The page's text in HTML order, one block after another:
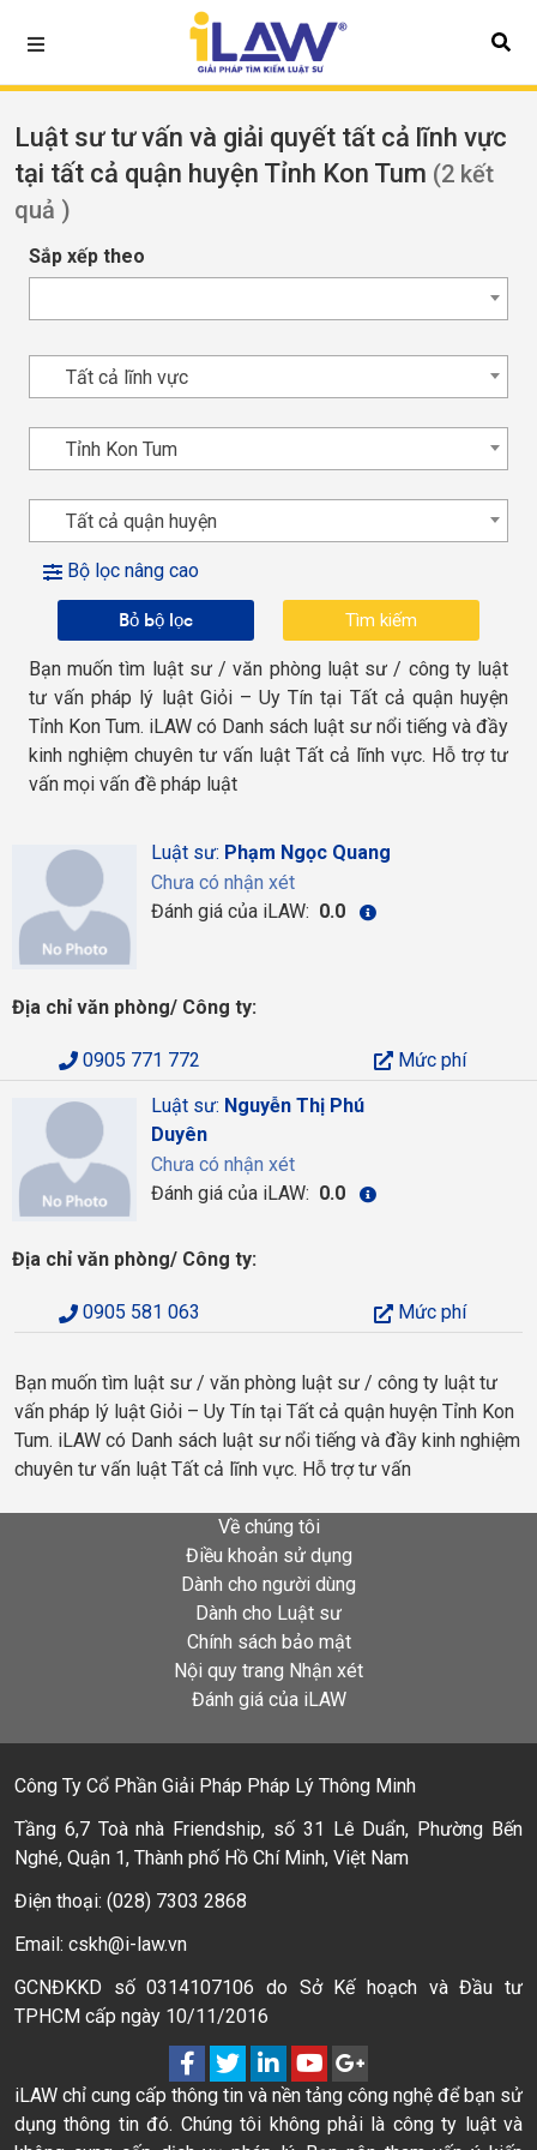
Luật sư tư vấn và giải quyết tất cả lĩnh vực
tại tất cả quận huyện Tỉnh Kon Tum (2 kết
quả )
Sắp xếp theo
Tất cả lĩnh vực
Tỉnh Kon Tum
Tất cả quận huyện
Bộ lọc nâng cao
Bỏ bộ lọc
Bạn muốn tìm luật sư / văn phòng luật sư / công ty luật
tư vấn pháp lý luật Giỏi – Uy Tín tại Tất cả quận huyện
Tỉnh Kon Tum. iLAW có Danh sách luật sư nổi tiếng và đầy
kinh nghiệm chuyên tư vấn luật Tất cả lĩnh vực. Hỗ trợ tư
vấn mọi vấn đề pháp luật
Luật sư: Phạm Ngọc Quang
Chưa có nhận xét
Đánh giá của iLAW: 0.0
Địa chỉ văn phòng/ Công ty:
0905 771 772
Mức phí
Luật sư: Nguyễn Thị Phú
Duyên
Chưa có nhận xét
Đánh giá của iLAW: 0.0
Địa chỉ văn phòng/ Công ty:
0905 581 063 Mức phí
Bạn muốn tìm luật sư / văn phòng luật sư / công ty luật tư
vấn pháp lý luật Giỏi – Uy Tín tại Tất cả quận huyện Tỉnh Kon
Tum. iLAW có Danh sách luật sư nổi tiếng và đầy kinh nghiệm
chuyên tư vấn luật Tất cả lĩnh vực. Hỗ trợ tư vấn
Về chúng tôi
Điều khoản sử dụng
Dành cho người dùng
Dành cho Luật sư
Chính sách bảo mật
Nội quy trang Nhận xét
Đánh giá của iLAW
Công Ty Cổ Phần Giải Pháp Pháp Lý Thông Minh
Tầng 6,7 Toà nhà Friendship, số 31 Lê Duẩn, Phường Bến
Nghé, Quận 1, Thành phố Hồ Chí Minh, Việt Nam
Điện thoại: (028) 7303 2868
Email: cskh@i-law.vn
GCNĐKKD số 0314107106 do Sở Kế hoạch và Đầu tư
TPHCM cấp ngày 10/11/2016
iLAW chỉ cung cấp thông tin và nền tảng công nghệ để bạn sử
dụng thông tin đó. Chúng tôi không phải là công ty luật và